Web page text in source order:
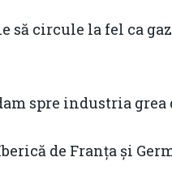
circule la fel ca
spre industria grea
de Franța și